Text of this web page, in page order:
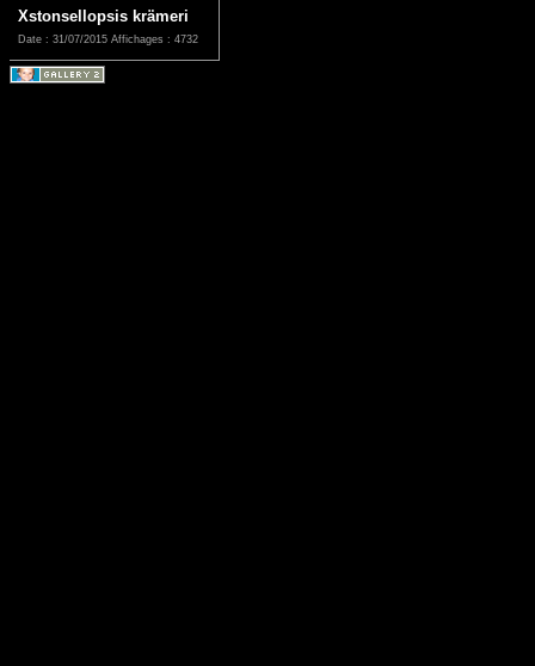
Xstonsellopsis krämeri
Date : 31/07/2015 Affichages : 4732